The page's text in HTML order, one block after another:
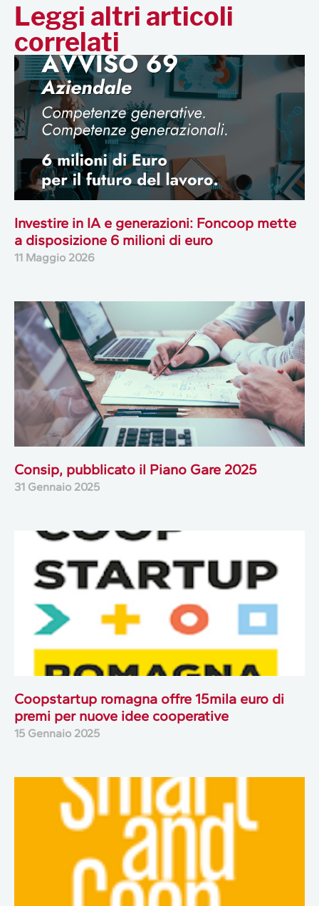
Leggi altri articoli
correlati
Investire in IA e generazioni: Foncoop mette
a disposizione 6 milioni di euro
11 Maggio 2026
Consip, pubblicato il Piano Gare 2025
31 Gennaio 2025
Coopstartup romagna offre 15mila euro di
premi per nuove idee cooperative
15 Gennaio 2025